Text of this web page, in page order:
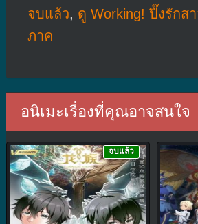
จบแล้ว, ดู Working! ปิ๊งรักส
ภาค
อนิเมะเรื่องที่คุณอาจสนใจ
จบแล้ว